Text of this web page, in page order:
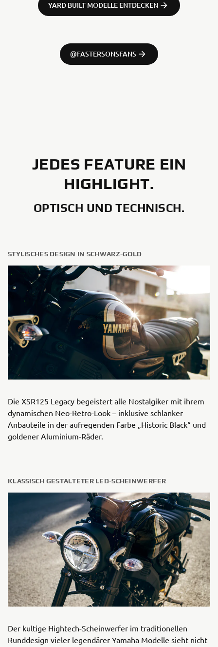
YARD BUILT MODELLE ENTDECKEN
@FASTERSONSFANS
JEDES FEATURE EIN
HIGHLIGHT.
OPTISCH UND TECHNISCH.
STYLISCHES DESIGN IN SCHWARZ-GOLD
Die XSR125 Legacy begeistert alle Nostalgiker mit ihrem
dynamischen Neo-Retro-Look – inklusive schlanker
Anbauteile in der aufregenden Farbe „Historic Black“ und
goldener Aluminium-Räder.
KLASSISCH GESTALTETER LED-SCHEINWERFER
Der kultige Hightech-Scheinwerfer im traditionellen
Runddesign vieler legendärer Yamaha Modelle sieht nicht